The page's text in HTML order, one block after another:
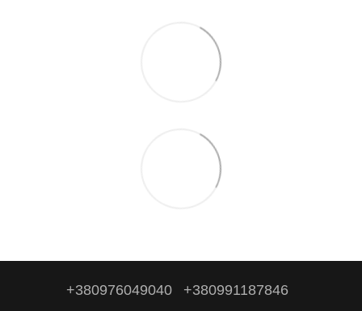
+380976049040 +380991187846